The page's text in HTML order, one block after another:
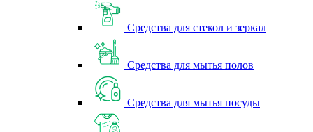
Средства для стекол и зеркал
Средства для мытья полов
Средства для мытья посуды